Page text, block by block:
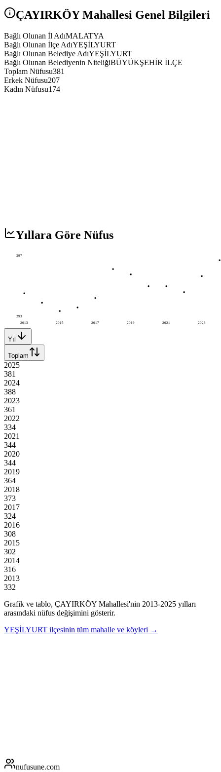
ÇAYIRKÖYMahallesi Genel Bilgileri
Bağlı Olunan İl AdıMALATYA
Bağlı Olunan İlçe AdıYEŞİLYURT
Bağlı Olunan Belediye AdıYEŞİLYURT
Bağlı Olunan Belediyenin NiteliğiBÜYÜKŞEHİR İLÇE
Toplam Nüfusu381
Erkek Nüfusu207
Kadın Nüfusu174
Yıllara Göre Nüfus
2013 2015 2017 2019 2021 2023
397
293
Yıl
Toplam
2025
381
2024
388
2023
361
2022
334
2021
344
2020
344
2019
364
2018
373
2017
324
2016
308
2015
302
2014
316
2013
332
Grafik ve tablo, ÇAYIRKÖY Mahallesi'nin 2013-2025 yılları
arasındaki nüfus değişimini gösterir.
YEŞİLYURT ilçesinin tüm mahalle ve köyleri →
nufusune.com